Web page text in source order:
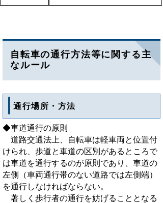
自転車の通行方法等に関する主
なルール
通行場所・方法
◆車道通行の原則
道路交通法上、自転車は軽車両と位置付
けられ、歩道と車道の区別があるところで
は車道を通行するのが原則であり、車道の
左側（車両通行帯のない道路では左側端）
を通行しなければならない。
著しく歩行者の通行を妨げることとなる